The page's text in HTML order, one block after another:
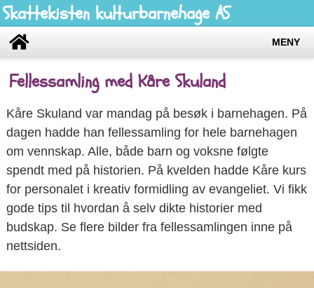
Skattekisten kulturbarnehage AS
MENY
Fellessamling med Kåre Skuland
Kåre Skuland var mandag på besøk i barnehagen. På
dagen hadde han fellessamling for hele barnehagen
om vennskap. Alle, både barn og voksne følgte
spendt med på historien. På kvelden hadde Kåre kurs
for personalet i kreativ formidling av evangeliet. Vi fikk
gode tips til hvordan å selv dikte historier med
budskap. Se flere bilder fra fellessamlingen inne på
nettsiden.